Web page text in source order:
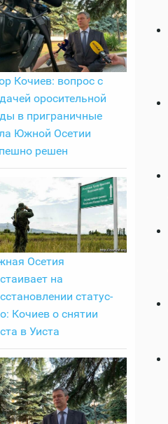
Кочиев: вопрос с
оросительной
в приграничные
Южной Осетии
решен
Осетия
на
статус-
Кочиев о снятии
в Уиста